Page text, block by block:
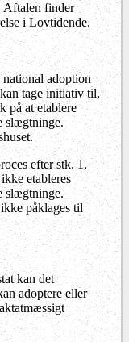
Aftalen finder
i Lovtidende.
national adoption
tage initiativ til,
på at etablere
slægtninge.
efter stk. 1,
etableres
slægtninge.
påklages til
kan det
adoptere eller